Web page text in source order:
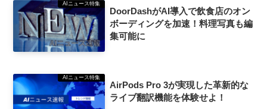
AIニュース特集
DoorDashがAI導入で飲食店のオン
ボーディングを加速！料理写真も編
集可能に
AIニュース特集
AirPods Pro 3が実現した革新的な
ライブ翻訳機能を体験せよ！